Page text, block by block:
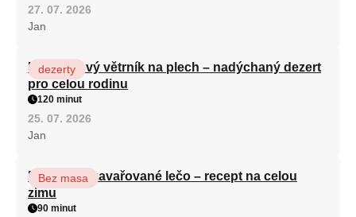
27. 07. 2026
Jan
Karamelový větrník na plech – nadýchaný dezert
pro celou rodinu
dezerty
120 minut
25. 07. 2026
Jan
Babiččino zavařované lečo – recept na celou
zimu
Bez masa
90 minut